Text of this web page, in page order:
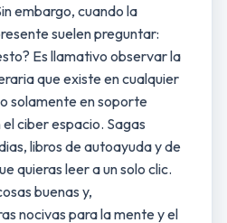
embargo, cuando la
suelen preguntar:
Es llamativo observar la
que existe en cualquier
solamente en soporte
ciber espacio. Sagas
libros de autoayuda y de
quieras leer a un solo clic.
buenas y,
nocivas para la mente y el